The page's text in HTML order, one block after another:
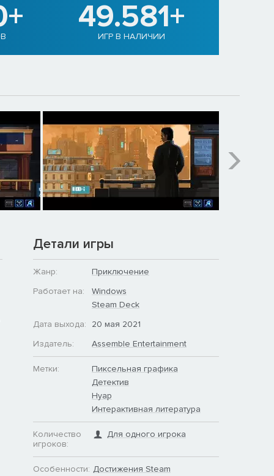
49.581+
ИГР В НАЛИЧИИ
Детали игры
Жанр:
Приключение
Работает на:
Windows
Steam Deck
Дата выхода:
20 мая 2021
Издатель:
Assemble Entertainment
Метки:
Пиксельная графика
Детектив
Нуар
Интерактивная литература
Количество
игроков:
Для одного игрока
Особенности: Достижения Steam